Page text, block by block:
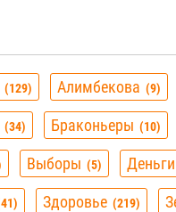
129 Алимбекова 9
34 Браконьеры 10
Выборы 5 Деньги
41 Здоровье 219